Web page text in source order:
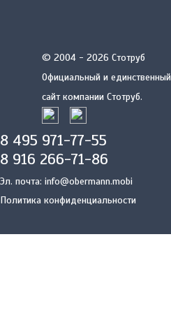
© 2004 - 2026 Стотруб
Официальный и единственный
сайт компании Стотруб.
8 495 971-77-55
8 916 266-71-86
Эл. почта: info@obermann.mobi
Политика конфиденциальности